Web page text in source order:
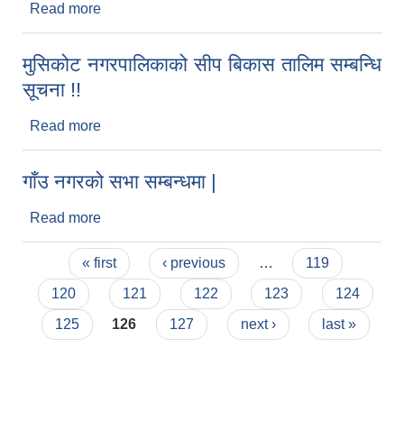
Read more
मुसिकोट नगरपालिकाको सीप बिकास तालिम सम्बन्धि
सूचना !!
Read more
गाँउ नगरको सभा सम्बन्धमा |
Read more
Pages« first ‹ previous …
119
120
121 122 123
124
125
126 127 next › last »